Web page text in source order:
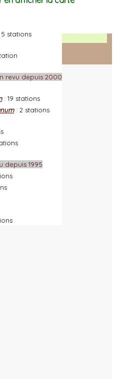
5 stations
revu depuis 2000
: 19 stations
: 2 stations
depuis 1995